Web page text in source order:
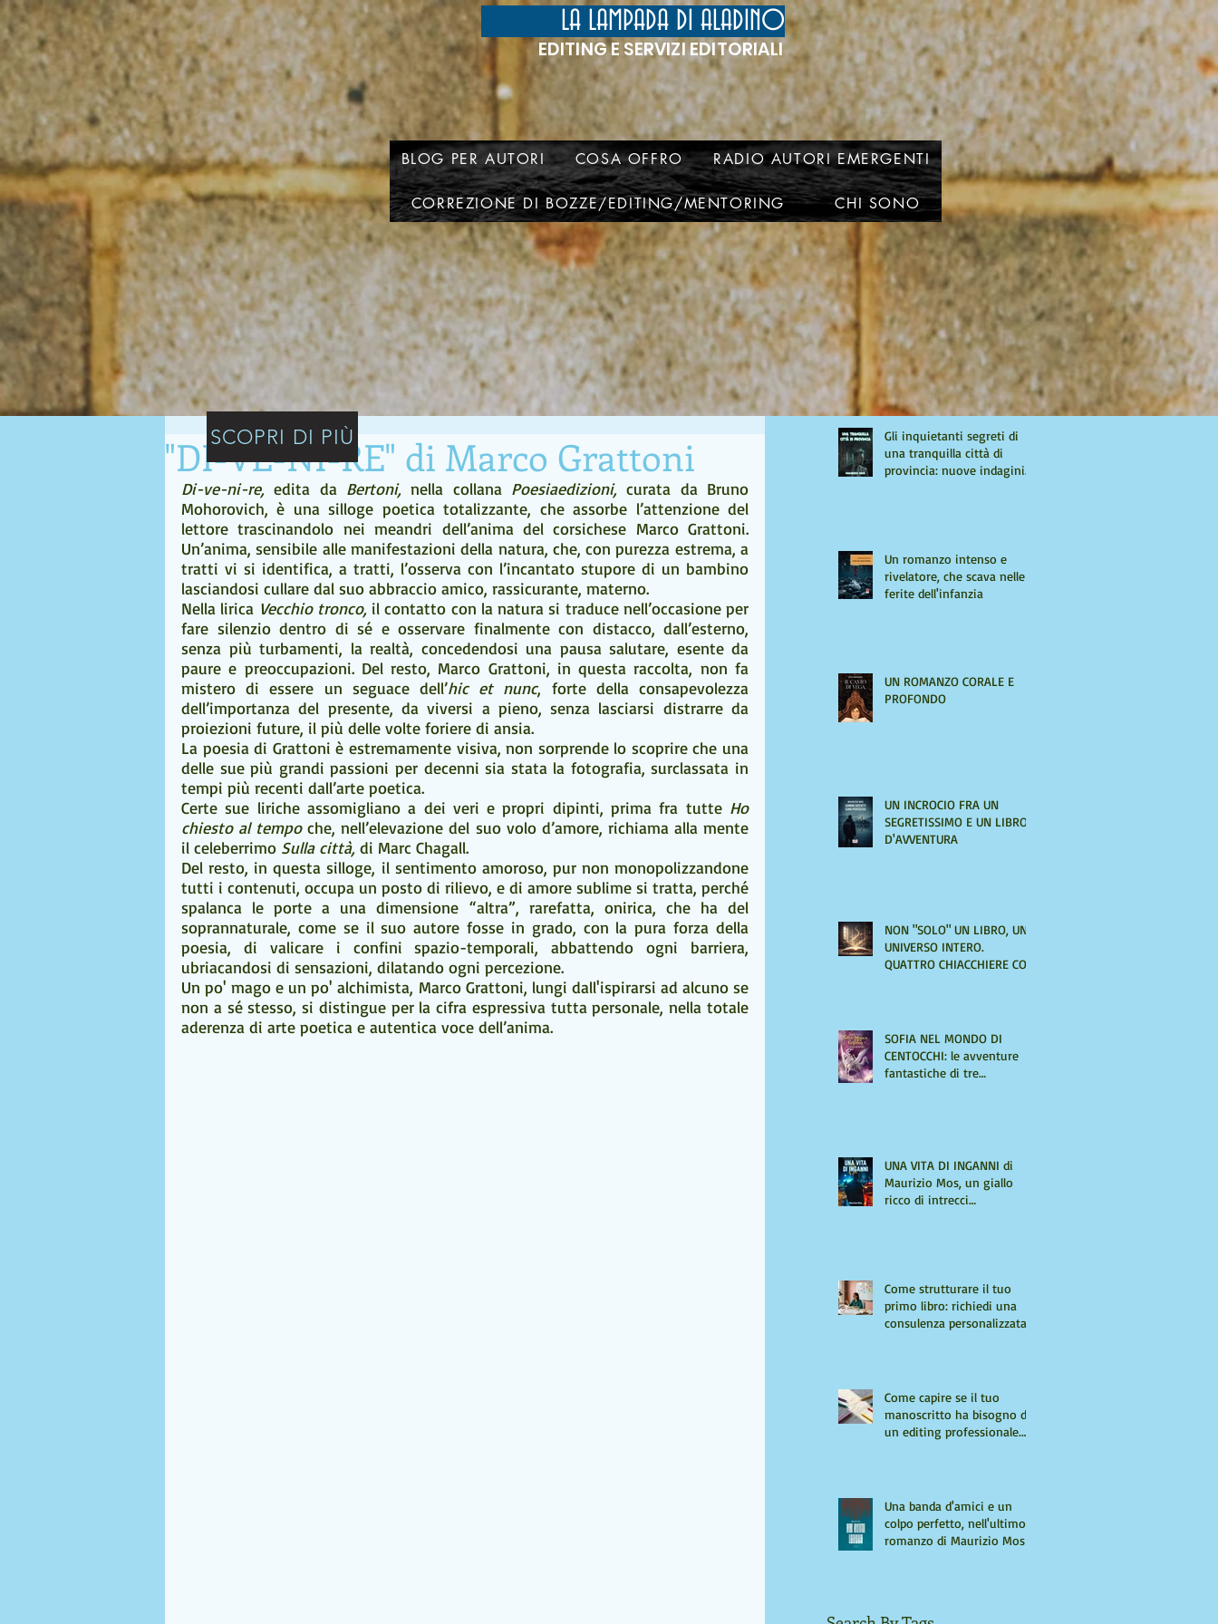
EDITING E SERVIZI EDITORIALI
LA LAMPADA DI ALADINO
BLOG PER AUTORI COSA OFFRO RADIO AUTORI EMERGENTI
CORREZIONE DI BOZZE/EDITING/MENTORING CHI SONO
"DI-VE-NI-RE" di Marco Grattoni
Di-ve-ni-re, edita da Bertoni, nella collana Poesiaedizioni, curata da Bruno
Mohorovich, è una silloge poetica totalizzante, che assorbe l’attenzione del
lettore trascinandolo nei meandri dell’anima del corsichese Marco Grattoni.
Un’anima, sensibile alle manifestazioni della natura, che, con purezza estrema, a
tratti vi si identifica, a tratti, l’osserva con l’incantato stupore di un bambino
lasciandosi cullare dal suo abbraccio amico, rassicurante, materno.
Nella lirica Vecchio tronco, il contatto con la natura si traduce nell’occasione per
fare silenzio dentro di sé e osservare finalmente con distacco, dall’esterno,
senza più turbamenti, la realtà, concedendosi una pausa salutare, esente da
paure e preoccupazioni. Del resto, Marco Grattoni, in questa raccolta, non fa
mistero di essere un seguace dell’hic et nunc, forte della consapevolezza
dell’importanza del presente, da viversi a pieno, senza lasciarsi distrarre da
proiezioni future, il più delle volte foriere di ansia.
La poesia di Grattoni è estremamente visiva, non sorprende lo scoprire che una
delle sue più grandi passioni per decenni sia stata la fotografia, surclassata in
tempi più recenti dall’arte poetica.
Certe sue liriche assomigliano a dei veri e propri dipinti, prima fra tutte Ho
chiesto al tempo che, nell’elevazione del suo volo d’amore, richiama alla mente
il celeberrimo Sulla città, di Marc Chagall.
Del resto, in questa silloge, il sentimento amoroso, pur non monopolizzandone
tutti i contenuti, occupa un posto di rilievo, e di amore sublime si tratta, perché
spalanca le porte a una dimensione “altra”, rarefatta, onirica, che ha del
soprannaturale, come se il suo autore fosse in grado, con la pura forza della
poesia, di valicare i confini spazio-temporali, abbattendo ogni barriera,
ubriacandosi di sensazioni, dilatando ogni percezione.
Un po' mago e un po' alchimista, Marco Grattoni, lungi dall'ispirarsi ad alcuno se
non a sé stesso, si distingue per la cifra espressiva tutta personale, nella totale
aderenza di arte poetica e autentica voce dell’anima.
SCOPRI DI PIÙ
Gli inquietanti segreti di
una tranquilla città di
provincia: nuove indagini
Un romanzo intenso e
rivelatore, che scava nelle
ferite dell'infanzia
UN ROMANZO CORALE E
PROFONDO
UN INCROCIO FRA UN
SEGRETISSIMO E UN LIBRO
D'AVVENTURA
NON "SOLO" UN LIBRO, UN
UNIVERSO INTERO.
QUATTRO CHIACCHIERE CON
SOFIA NEL MONDO DI
CENTOCCHI: le avventure
fantastiche di tre
UNA VITA DI INGANNI di
Maurizio Mos, un giallo
ricco di intrecci
Come strutturare il tuo
primo libro: richiedi una
consulenza personalizzata
Come capire se il tuo
manoscritto ha bisogno di
un editing professionale.
Una banda d'amici e un
colpo perfetto, nell'ultimo
romanzo di Maurizio Mos